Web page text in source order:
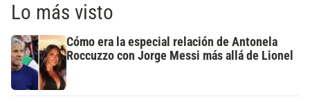
Lo más visto
Cómo era la especial relación de Antonela
Roccuzzo con Jorge Messi más allá de Lionel